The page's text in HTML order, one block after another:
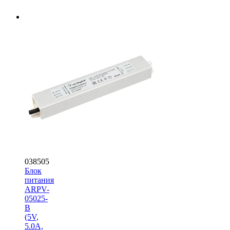
038505
Блок
питания
ARPV-
05025-
B
(5V,
5.0A,